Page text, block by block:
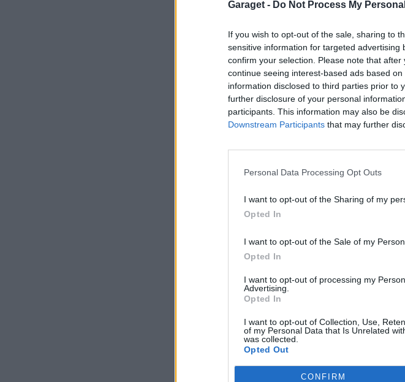
Garaget - Do Not Process My
If you wish to opt-out of the sale, sharing to
sensitive information for targeted
confirm your selection. Please note that
continue seeing interest-based ads based
information disclosed to third parties prior to
further disclosure of your personal
participants. This information may also be
Downstream Participants that may further
Personal Data Processing Opt Outs
I want to opt-out of the Sharing of my
Opted In
I want to opt-out of the Sale of my
Opted In
I want to opt-out of processing my
Advertising.
Opted In
I want to opt-out of Collection, Use,
of my Personal Data that Is Unrelated
was collected.
Opted Out
CONFIRM